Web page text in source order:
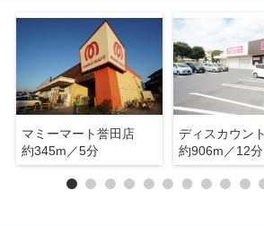
マミーマート誉田店
約345m／5分
約906m／12分